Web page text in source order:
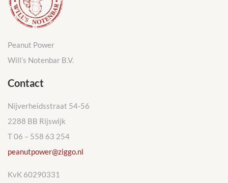
Peanut Power
Will’s Notenbar B.V.
Contact
Nijverheidsstraat 54-56
2288 BB Rijswijk
T 06 – 558 63 254
peanutpower@ziggo.nl
KvK 60290331